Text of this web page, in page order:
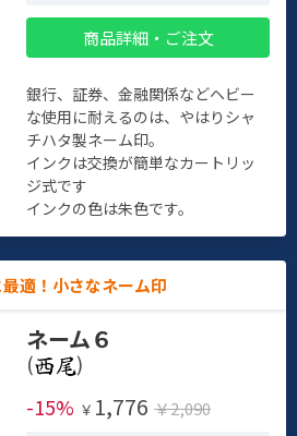
商品詳細・ご注文
銀行、証券、金融関係などヘビー
な使用に耐えるのは、やはりシャ
チハタ製ネーム印。
インクは交換が簡単なカートリッ
ジ式です
インクの色は朱色です。
適！小さなネーム印
ネーム６
(
)
-15% ￥ 1,776 ￥2,090